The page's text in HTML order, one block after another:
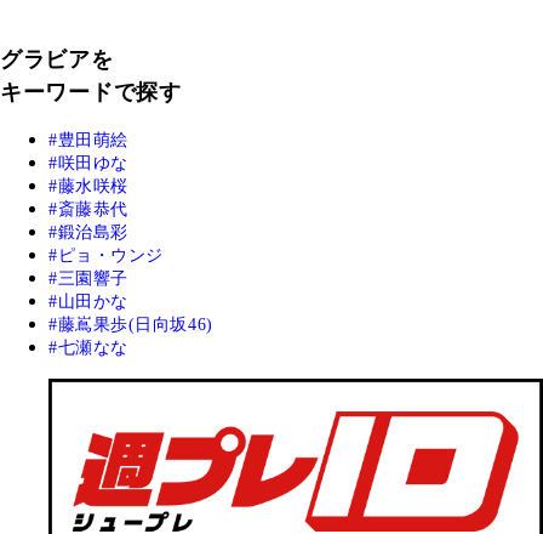
グラビアを
キーワードで探す
豊田萌絵
咲田ゆな
藤水咲桜
斎藤恭代
鍛治島彩
ピョ・ウンジ
三園響子
山田かな
藤嶌果歩(日向坂46)
七瀬なな